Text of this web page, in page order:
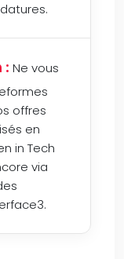
: Ne vous
offres
en
in Tech
via